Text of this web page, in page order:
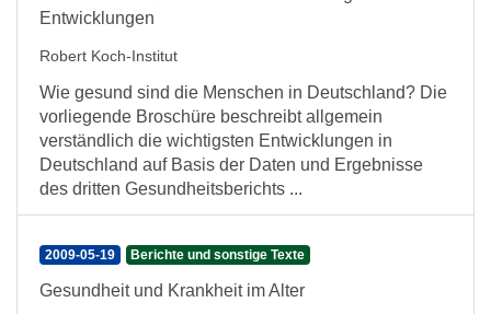
Entwicklungen
Robert Koch-Institut
Wie gesund sind die Menschen in Deutschland? Die
vorliegende Broschüre beschreibt allgemein
verständlich die wichtigsten Entwicklungen in
Deutschland auf Basis der Daten und Ergebnisse
des dritten Gesundheitsberichts ...
2009-05-19 Berichte und sonstige Texte
Gesundheit und Krankheit im Alter